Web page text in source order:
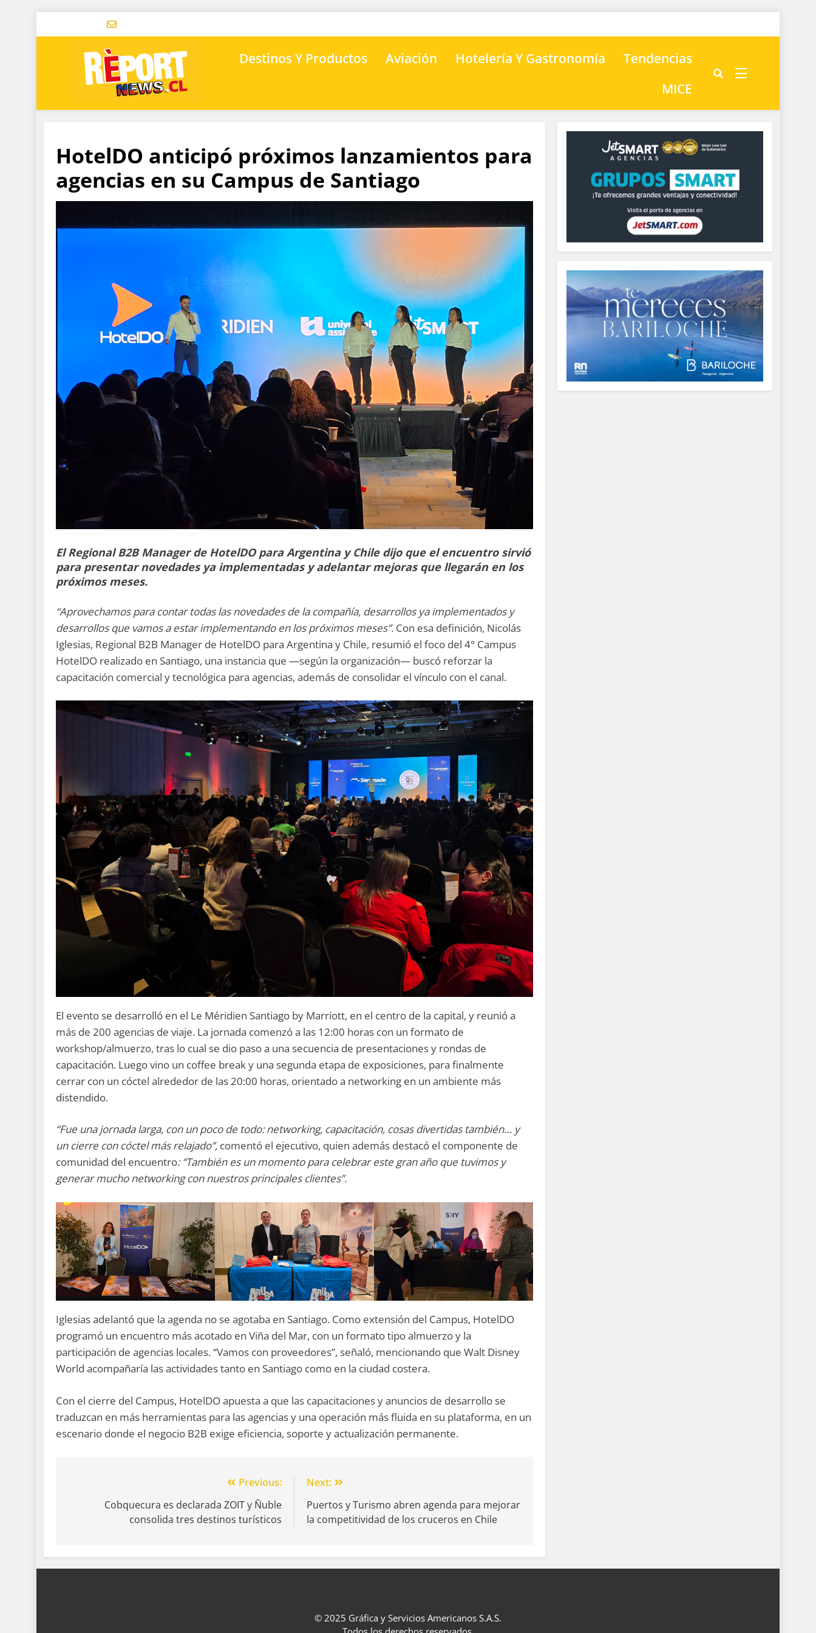
Destinos Y Productos Aviación Hotelería Y Gastronomía
Tendencias
MICE
HotelDO anticipó próximos lanzamientos para
agencias en su Campus de Santiago
El Regional B2B Manager de HotelDO para Argentina y Chile dijo que el encuentro sirvió
para presentar novedades ya implementadas y adelantar mejoras que llegarán en los
próximos meses.
“Aprovechamos para contar todas las novedades de la compañía, desarrollos ya implementados y
desarrollos que vamos a estar implementando en los próximos meses”. Con esa definición, Nicolás
Iglesias, Regional B2B Manager de HotelDO para Argentina y Chile, resumió el foco del 4° Campus
HotelDO realizado en Santiago, una instancia que —según la organización— buscó reforzar la
capacitación comercial y tecnológica para agencias, además de consolidar el vínculo con el canal.
El evento se desarrolló en el Le Méridien Santiago by Marriott, en el centro de la capital, y reunió a
más de 200 agencias de viaje. La jornada comenzó a las 12:00 horas con un formato de
workshop/almuerzo, tras lo cual se dio paso a una secuencia de presentaciones y rondas de
capacitación. Luego vino un coffee break y una segunda etapa de exposiciones, para finalmente
cerrar con un cóctel alrededor de las 20:00 horas, orientado a networking en un ambiente más
distendido.
“Fue una jornada larga, con un poco de todo: networking, capacitación, cosas divertidas también… y
un cierre con cóctel más relajado”, comentó el ejecutivo, quien además destacó el componente de
comunidad del encuentro: “También es un momento para celebrar este gran año que tuvimos y
generar mucho networking con nuestros principales clientes”.
Iglesias adelantó que la agenda no se agotaba en Santiago. Como extensión del Campus, HotelDO
programó un encuentro más acotado en Viña del Mar, con un formato tipo almuerzo y la
participación de agencias locales. “Vamos con proveedores”, señaló, mencionando que Walt Disney
World acompañaría las actividades tanto en Santiago como en la ciudad costera.
Con el cierre del Campus, HotelDO apuesta a que las capacitaciones y anuncios de desarrollo se
traduzcan en más herramientas para las agencias y una operación más fluida en su plataforma, en un
escenario donde el negocio B2B exige eficiencia, soporte y actualización permanente.
Previous:
Cobquecura es declarada ZOIT y Ñuble
consolida tres destinos turísticos
Next:
Puertos y Turismo abren agenda para mejorar
la competitividad de los cruceros en Chile
© 2025 Gráfica y Servicios Americanos S.A.S.